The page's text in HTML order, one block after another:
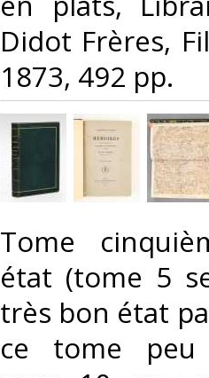
Didot Frères,
1873, 492 pp.‎
‎Tome
état (tome 5
très bon état
ce tome peu